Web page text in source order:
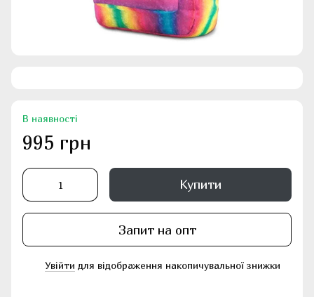
В наявності
995 грн
Купити
Запит на опт
Увійти для відображення накопичувальної знижки